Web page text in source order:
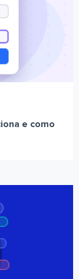
e como